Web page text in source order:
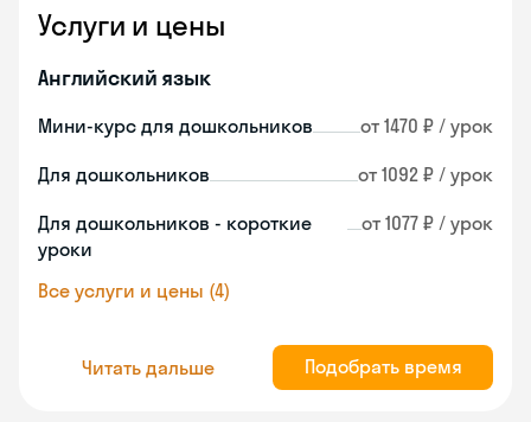
Услуги и цены
Английский язык
Мини-курс для дошкольников от 1470 ₽ / урок
Для дошкольников от 1092 ₽ / урок
Для дошкольников - короткие
уроки
от 1077 ₽ / урок
Все услуги и цены (4)
Читать дальше Подобрать время